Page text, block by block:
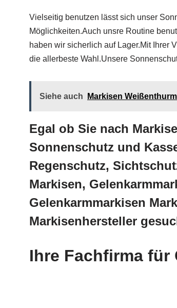
Vielseitig benutzen lässt sich unser
Möglichkeiten.Auch unsre Routine
haben wir sicherlich auf Lager.Mit Ihrer
die allerbeste Wahl.Unsere
Siehe auch Markisen
Egal ob Sie nach
Sonnenschutz und
Regenschutz,
Markisen,
Gelenkarmmarkisen
Markisenhersteller
Ihre Fachfirma für